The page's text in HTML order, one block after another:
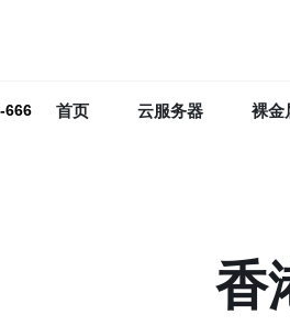
666 首页 云服务器 裸金
香